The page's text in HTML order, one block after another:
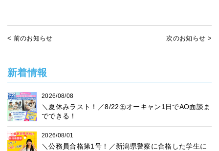
< 前のお知らせ 次のお知らせ >
新着情報
2026/08/08
＼夏休みラスト！／8/22㊏オーキャン1日でAO面談ま
でできる！
2026/08/01
＼公務員合格第1号！／新潟県警察に合格した学生に